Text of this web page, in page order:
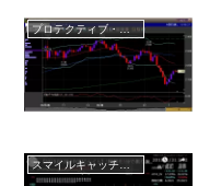
プロテクティブ・プット
スマイルキャッチャー(225OP売買支援ツール)